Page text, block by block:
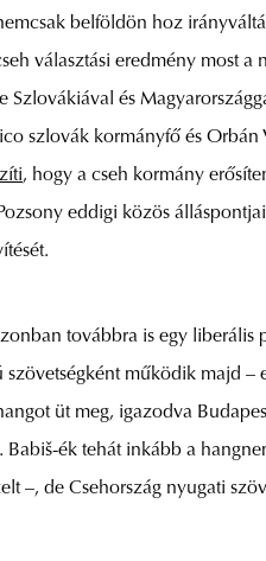
belföldön hoz
választási eredmény most
Szlovákiával és
szlovák kormányfő és
, hogy a cseh kormány
eddigi közös
továbbra is egy
működik majd –
üt meg, igazodva
ék tehát inkább a
–, de Csehország nyugati